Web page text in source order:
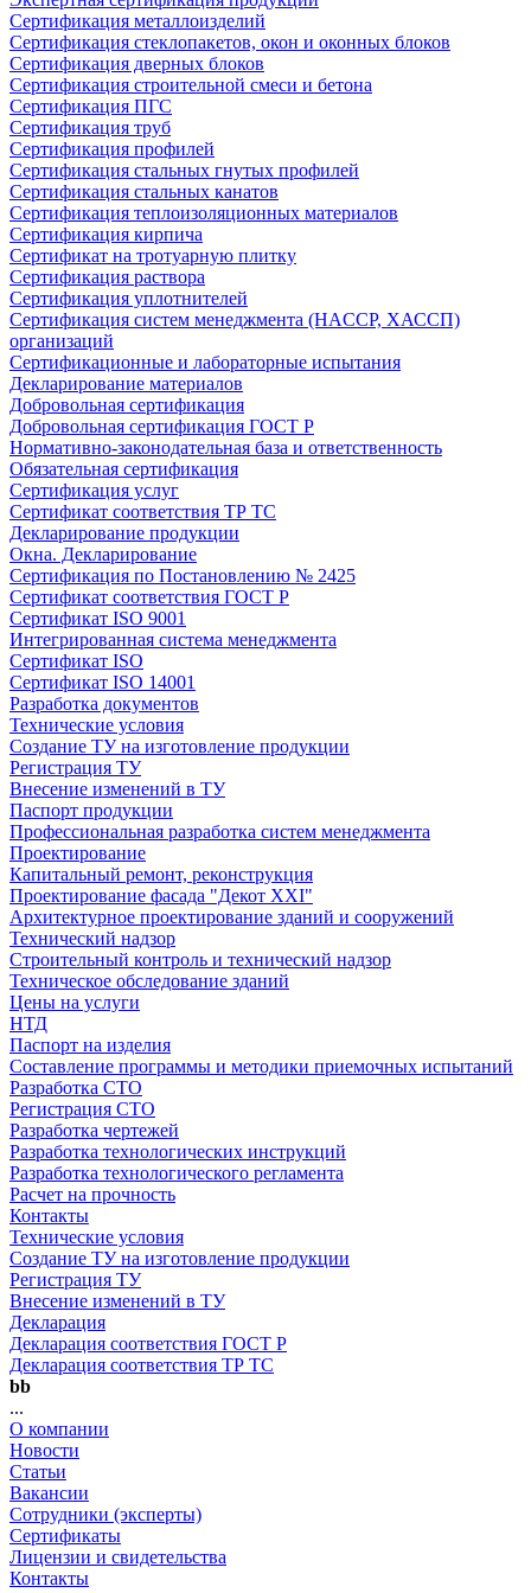
Сертификация металлоизделий
Сертификация стеклопакетов, окон и оконных блоков
Сертификация дверных блоков
Сертификация строительной смеси и бетона
Сертификация ПГС
Сертификация труб
Сертификация профилей
Сертификация стальных гнутых профилей
Сертификация стальных канатов
Сертификация теплоизоляционных материалов
Сертификация кирпича
Сертификат на тротуарную плитку
Сертификация раствора
Сертификация уплотнителей
Сертификация систем менеджмента (HACCP, ХАССП)
организаций
Сертификационные и лабораторные испытания
Декларирование материалов
Добровольная сертификация
Добровольная сертификация ГОСТ Р
Нормативно-законодательная база и ответственность
Обязательная сертификация
Сертификация услуг
Сертификат соответствия ТР ТС
Декларирование продукции
Окна. Декларирование
Сертификация по Постановлению № 2425
Сертификат соответствия ГОСТ Р
Сертификат ISO 9001
Интегрированная система менеджмента
Сертификат ISO
Сертификат ISO 14001
Разработка документов
Технические условия
Создание ТУ на изготовление продукции
Регистрация ТУ
Внесение изменений в ТУ
Паспорт продукции
Профессиональная разработка систем менеджмента
Проектирование
Капитальный ремонт, реконструкция
Проектирование фасада "Декот XXI"
Архитектурное проектирование зданий и сооружений
Технический надзор
Строительный контроль и технический надзор
Техническое обследование зданий
Цены на услуги
НТД
Паспорт на изделия
Составление программы и методики приемочных испытаний
Разработка СТО
Регистрация СТО
Разработка чертежей
Разработка технологических инструкций
Разработка технологического регламента
Расчет на прочность
Контакты
Технические условия
Создание ТУ на изготовление продукции
Регистрация ТУ
Внесение изменений в ТУ
Декларация
Декларация соответствия ГОСТ Р
Декларация соответствия ТР ТС
bb
...
О компании
Новости
Статьи
Вакансии
Сотрудники (эксперты)
Сертификаты
Лицензии и свидетельства
Контакты